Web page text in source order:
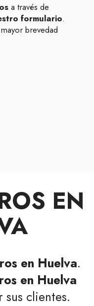
a través de
formulario.
brevedad
EN
en Huelva.
en Huelva
clientes.